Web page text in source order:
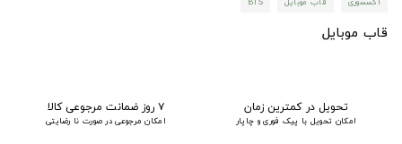
قاب موبایل
تحویل در کمترین زمان
امکان تحویل با پیک فوری و چاپار
۷ روز ضمانت مرجوعی کالا
امکان مرجوعی در صورت نا رضایتی